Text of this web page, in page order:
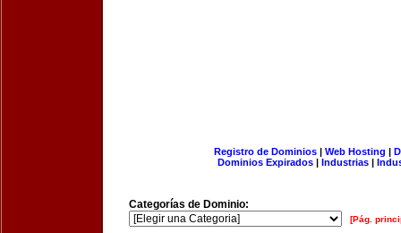
Registro de Dominios| Web Hosting |
Dominios Expirados | Industrias |
Categorías de Dominio:
[Pág.